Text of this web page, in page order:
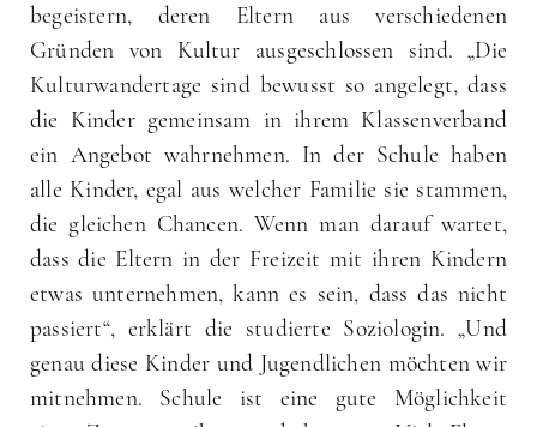
begeistern, deren Eltern aus verschiedenen
Gründen von Kultur ausgeschlossen sind. „Die
Kulturwandertage sind bewusst so angelegt, dass
die Kinder gemeinsam in ihrem Klassenverband
ein Angebot wahrnehmen. In der Schule haben
alle Kinder, egal aus welcher Familie sie stammen,
die gleichen Chancen. Wenn man darauf wartet,
dass die Eltern in der Freizeit mit ihren Kindern
etwas unternehmen, kann es sein, dass das nicht
passiert“, erklärt die studierte Soziologin. „Und
genau diese Kinder und Jugendlichen möchten wir
mitnehmen. Schule ist eine gute Möglichkeit